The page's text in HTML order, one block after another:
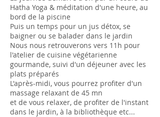
Hatha Yoga & méditation d'une heure, au
bord de la piscine
Puis un temps pour un jus détox, se
baigner ou se balader dans le jardin
Nous nous retrouverons vers 11h pour
l'atelier de cuisine végétarienne
gourmande, suivi d'un déjeuner avec les
plats préparés
L'après-midi, vous pourrez profiter d'un
massage relaxant de 45 mn
et de vous relaxer, de profiter de l'instant
dans le jardin, à la bibliothèque etc...